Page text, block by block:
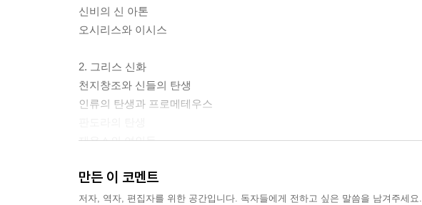
신비의 신 아톤
오시리스와 이시스
2. 그리스 신화
천지창조와 신들의 탄생
인류의 탄생과 프로메테우스
제우스의 여인들
아르고 선의 일행과 황금 양털 원정
만든 이 코멘트
저자, 역자, 편집자를 위한 공간입니다. 독자들에게 전하고 싶은 말씀을 남겨주세요.